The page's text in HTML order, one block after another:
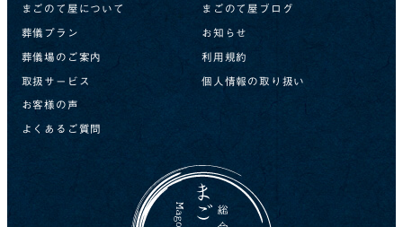
まごのて屋について
葬儀プラン
葬儀場のご案内
取扱サービス
お客様の声
よくあるご質問
まごのて屋ブログ
お知らせ
利用規約
個人情報の取り扱い